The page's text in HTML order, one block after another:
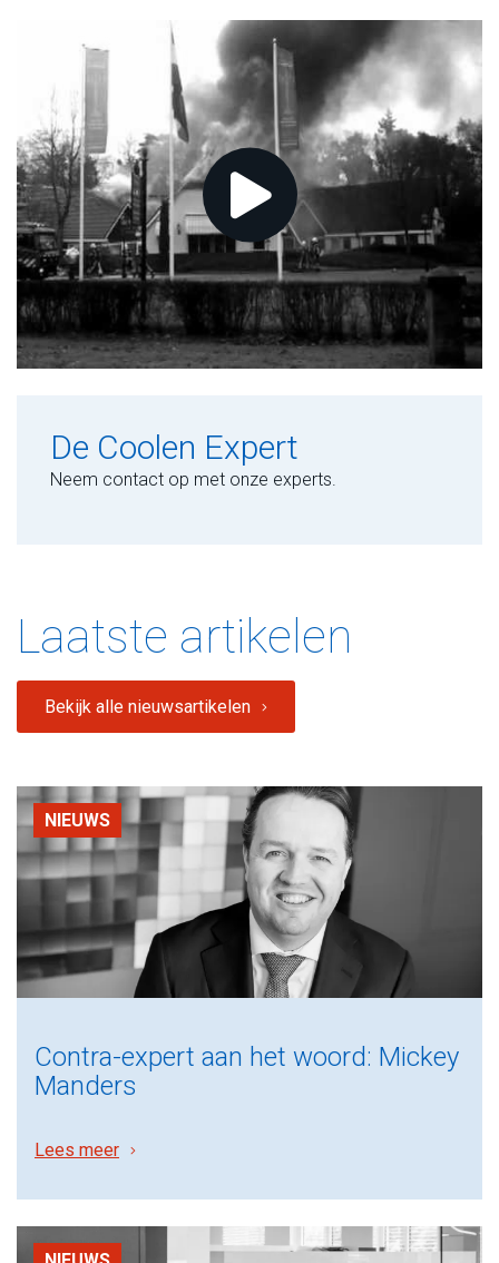
De Coolen Expert
Neem contact op met onze experts.
Laatste artikelen
Bekijk alle nieuwsartikelen
NIEUWS
Contra-expert aan het woord: Mickey
Manders
Lees meer